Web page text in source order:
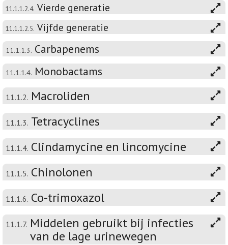
11.1.1.2.4. Vierde generatie
11.1.1.2.5. Vijfde generatie
11.1.1.3. Carbapenems
11.1.1.4. Monobactams
11.1.2. Macroliden
11.1.3. Tetracyclines
11.1.4. Clindamycine en lincomycine
11.1.5. Chinolonen
11.1.6. Co-trimoxazol
11.1.7. Middelen gebruikt bij infecties
van de lage urinewegen